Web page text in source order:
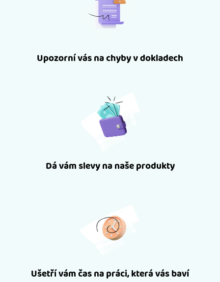
Upozorní vás na chyby v dokladech
Dá vám slevy na naše produkty
Ušetří vám čas na práci, která vás baví